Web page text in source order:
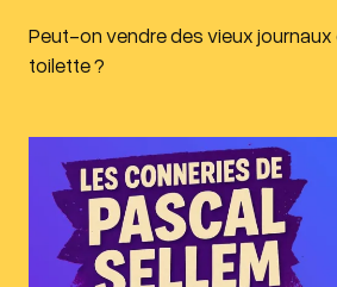
Peut-on vendre des vieux journaux
toilette ?